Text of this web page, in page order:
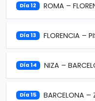
Día 12 ROMA –
Día 13 FLORENCIA –
Día 14 NIZA –
Día 15 BARCELONA –